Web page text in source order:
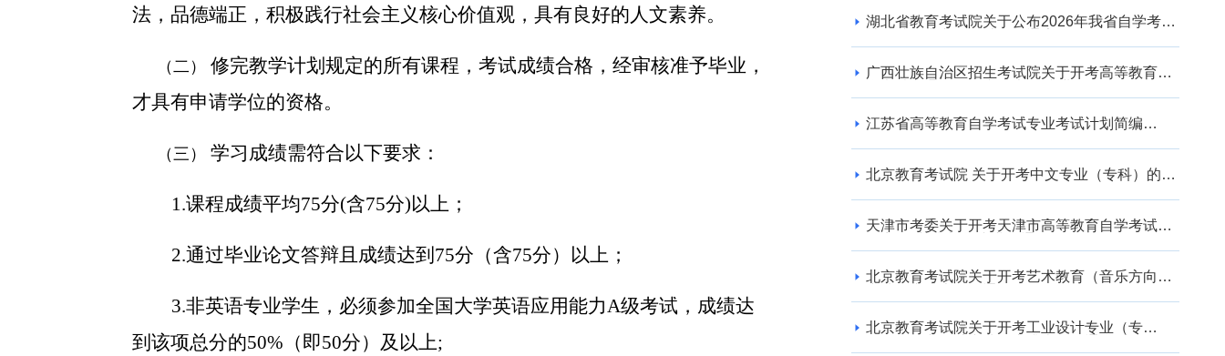
法，品德端正，积极践行社会主义核心价值观，具有良好的人文素养。
（二） 修完教学计划规定的所有课程，考试成绩合格，经审核准予毕业，
才具有申请学位的资格。
（三） 学习成绩需符合以下要求：
1.课程成绩平均75分(含75分)以上；
2.通过毕业论文答辩且成绩达到75分（含75分）以上；
3.非英语专业学生，必须参加全国大学英语应用能力A级考试，成绩达
到该项总分的50%（即50分）及以上;
湖北省教育考试院关于公布2026年我省自学考试
广西壮族自治区招生考试院关于开考高等教育自
江苏省高等教育自学考试专业考试计划简编
北京教育考试院 关于开考中文专业（专科）的通
天津市考委关于开考天津市高等教育自学考试电
北京教育考试院关于开考艺术教育（音乐方向）
北京教育考试院关于开考工业设计专业（专